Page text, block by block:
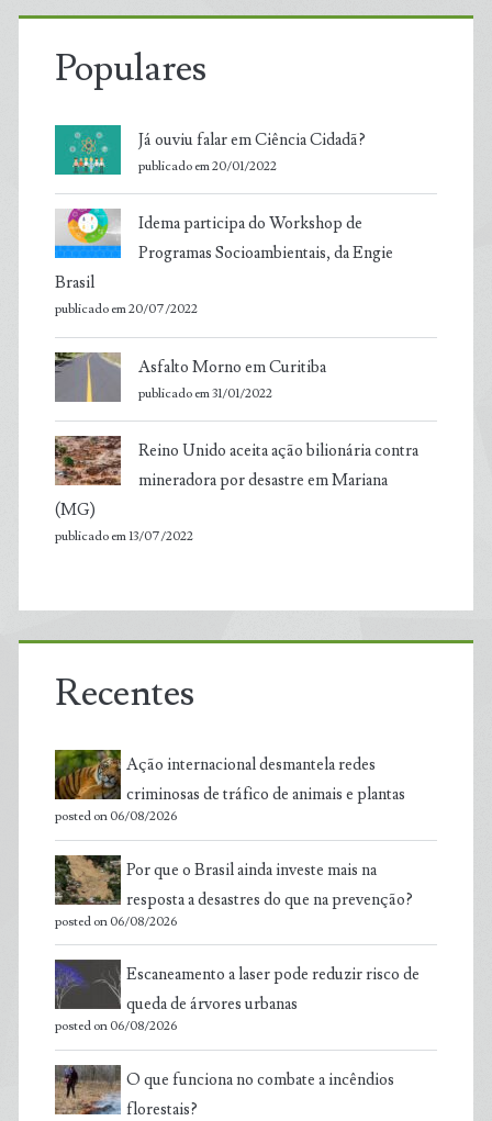
Populares
Já ouviu falar em Ciência Cidadã?
publicado em 20/01/2022
Idema participa do Workshop de
Programas Socioambientais, da Engie
Brasil
publicado em 20/07/2022
Asfalto Morno em Curitiba
publicado em 31/01/2022
Reino Unido aceita ação bilionária contra
mineradora por desastre em Mariana
(MG)
publicado em 13/07/2022
Recentes
Ação internacional desmantela redes
criminosas de tráfico de animais e plantas
posted on 06/08/2026
Por que o Brasil ainda investe mais na
resposta a desastres do que na prevenção?
posted on 06/08/2026
Escaneamento a laser pode reduzir risco de
queda de árvores urbanas
posted on 06/08/2026
O que funciona no combate a incêndios
florestais?